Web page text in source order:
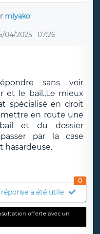
miyako
04/2025 07:26
sans voir
et le bail.,Le mieux
spécialisé en droit
en route une
et du dossier
par la case
hasardeuse.
a été utile
0
offerte avec un